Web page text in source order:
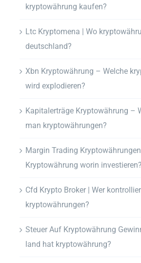
kryptowährung kaufen?
Ltc Kryptomena | Wo
deutschland?
Xbn Kryptowährung – Welche
wird explodieren?
Kapitalerträge Kryptowährung –
man kryptowährungen?
Margin Trading
Kryptowährung worin investieren?
Cfd Krypto Broker | Wer
kryptowährungen?
Steuer Auf Kryptowährung
land hat kryptowährung?